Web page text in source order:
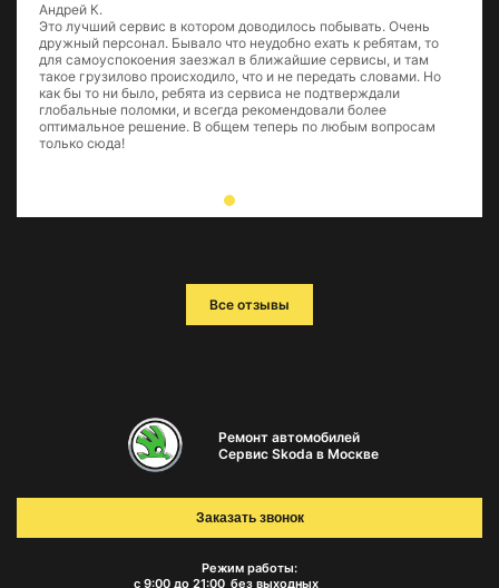
Андрей К.
Это лучший сервис в котором доводилось побывать. Очень
дружный персонал. Бывало что неудобно ехать к ребятам, то
для самоуспокоения заезжал в ближайшие сервисы, и там
такое грузилово происходило, что и не передать словами. Но
как бы то ни было, ребята из сервиса не подтверждали
глобальные поломки, и всегда рекомендовали более
оптимальное решение. В общем теперь по любым вопросам
только сюда!
Все отзывы
Ремонт автомобилей
Сервис Skoda в Москве
Режим работы:
с 9:00 до 21:00 без выходных
Заказать звонок